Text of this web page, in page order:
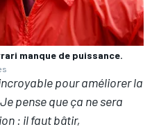
manque de puissance.
pour améliorer la
pense que ça ne sera
: il faut bâtir,